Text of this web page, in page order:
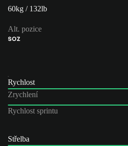
60kg / 132lb
Alt. pozice
SOZ
Rychlost
Zrychlení
Rychlost sprintu
Střelba